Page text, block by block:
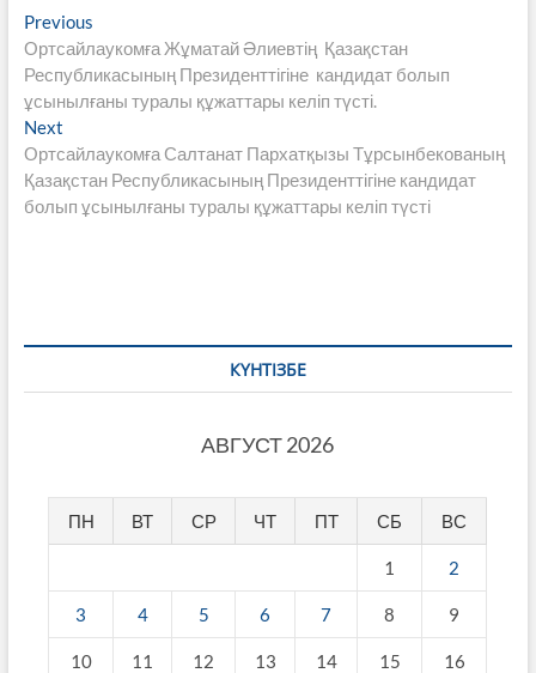
Навигация
по
записям
PreviousPrevious
post:
Ортсайлаукомға Жұматай Әлиевтің Қазақстан
Республикасының Президенттігіне кандидат болып
ұсынылғаны туралы құжаттары келіп түсті.
NextNext
post:
Ортсайлаукомға Салтанат Пархатқызы Тұрсынбекованың
Қазақстан Республикасының Президенттігіне кандидат
болып ұсынылғаны туралы құжаттары келіп түсті
КҮНТІЗБЕ
АВГУСТ 2026
ПН ВТ СР ЧТ ПТ СБ ВС
1 2
3 4 5 6 7 8 9
10 11 12 13 14 15 16